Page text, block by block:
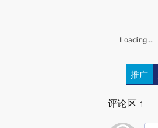
Loading...
推广
评论区 1